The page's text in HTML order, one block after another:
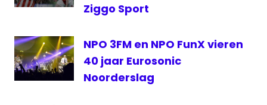
Serious
Sport
1
Telenet
Ziggo Sport
NPO 3FM en NPO FunX vieren
40 jaar Eurosonic
Noorderslag